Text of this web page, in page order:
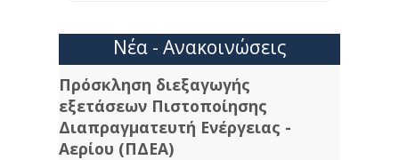
Νέα - Ανακοινώσεις
Πρόσκληση διεξαγωγής
εξετάσεων Πιστοποίησης
Διαπραγματευτή Ενέργειας -
Αερίου (ΠΔΕΑ)